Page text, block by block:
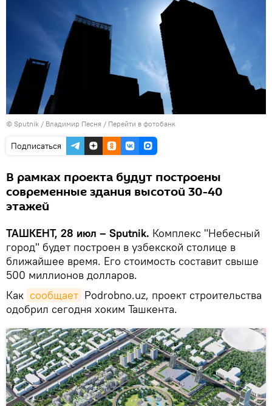
© Sputnik / Владимир Песня / Перейти в фотобанк
Подписаться
В рамках проекта будут построены
современные здания высотой 30-40
этажей
ТАШКЕНТ, 28 июл – Sputnik. Комплекс "Небесный
город" будет построен в узбекской столице в
ближайшее время. Его стоимость составит свыше
500 миллионов долларов.
Как сообщает Podrobno.uz, проект строительства
одобрил сегодня хоким Ташкента.